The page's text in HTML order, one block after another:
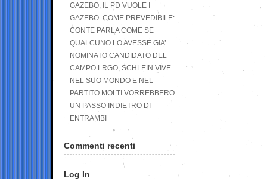
GAZEBO, IL PD VUOLE I
GAZEBO. COME PREVEDIBILE:
CONTE PARLA COME SE
QUALCUNO LO AVESSE GIA’
NOMINATO CANDIDATO DEL
CAMPO LRGO, SCHLEIN VIVE
NEL SUO MONDO E NEL
PARTITO MOLTI VORREBBERO
UN PASSO INDIETRO DI
ENTRAMBI
Commenti recenti
Log In